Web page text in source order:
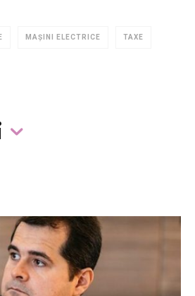
MAȘINI ELECTRICE TAXE